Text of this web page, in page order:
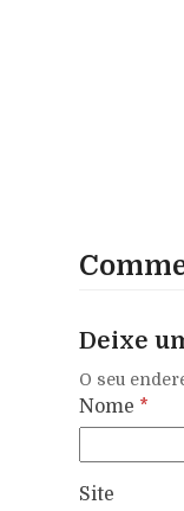
Deixe
O seu
Nome *
Site